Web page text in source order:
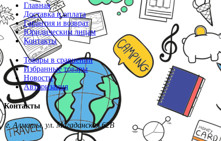
Главная
Доставка и оплата
Гарантия и возврат
Юридическим лицам
Контакты
Товары в сравнении
Избранные товары
Новости
Авторизация
Контакты
г. Алматы, ул. Магаданская 62В